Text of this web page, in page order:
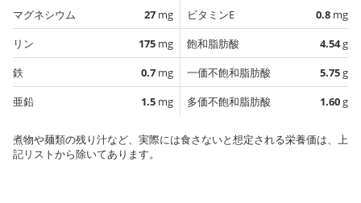
マグネシウム
27 mg
リン
175 mg
鉄
0.7 mg
亜鉛
1.5 mg
ビタミンE
0.8 mg
飽和脂肪酸
4.54g
一価不飽和脂肪酸
5.75g
多価不飽和脂肪酸
1.60g
煮物や麺類の残り汁など、実際には食さないと想定される栄養価は、上
記リストから除いてあります。